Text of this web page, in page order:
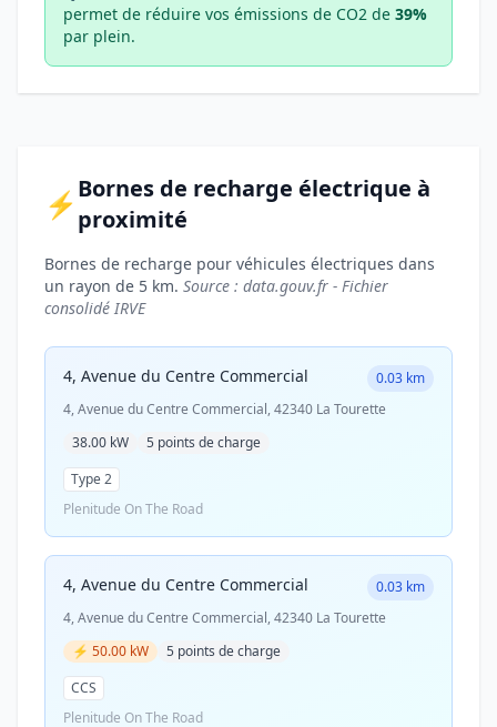
permet de réduire vos émissions de CO2 de 39%
par plein.
⚡ Bornes de recharge électrique à
proximité
Bornes de recharge pour véhicules électriques dans
un rayon de 5 km. Source : data.gouv.fr - Fichier
consolidé IRVE
4, Avenue du Centre Commercial
0.03 km
4, Avenue du Centre Commercial, 42340 La Tourette
38.00 kW
5 points de charge
Type 2
Plenitude On The Road
4, Avenue du Centre Commercial
0.03 km
4, Avenue du Centre Commercial, 42340 La Tourette
⚡ 50.00 kW
5 points de charge
CCS
Plenitude On The Road